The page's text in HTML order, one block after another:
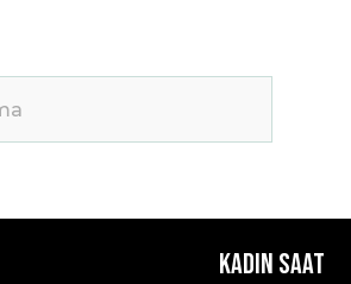
Kadın Saat